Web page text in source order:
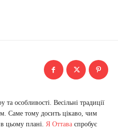
особливості. Весільні традиції
Саме тому досить цікаво, чим
в цьому плані. Я Оттава спробує